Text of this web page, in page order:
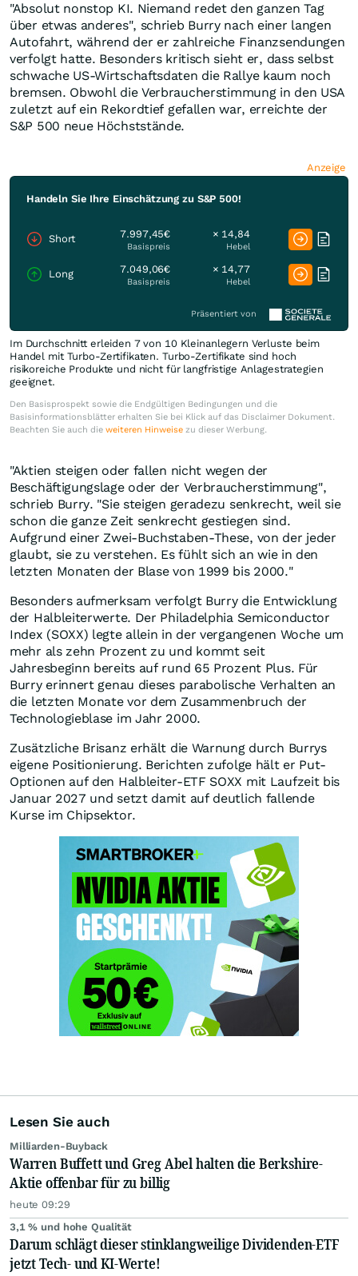
"Absolut nonstop KI. Niemand redet den ganzen Tag
über etwas anderes", schrieb Burry nach einer langen
Autofahrt, während der er zahlreiche Finanzsendungen
verfolgt hatte. Besonders kritisch sieht er, dass selbst
schwache US-Wirtschaftsdaten die Rallye kaum noch
bremsen. Obwohl die Verbraucherstimmung in den USA
zuletzt auf ein Rekordtief gefallen war, erreichte der
S&P 500 neue Höchststände.
Anzeige
Handeln Sie Ihre Einschätzung zu S&P 500!
Short 7.997,45€
Basispreis
× 14,84
Hebel
Long 7.049,06€
Basispreis
× 14,77
Hebel
Präsentiert von
Im Durchschnitt erleiden 7 von 10 Kleinanlegern Verluste beim
Handel mit Turbo-Zertifikaten. Turbo-Zertifikate sind hoch
risikoreiche Produkte und nicht für langfristige Anlagestrategien
geeignet.
Den Basisprospekt sowie die Endgültigen Bedingungen und die
Basisinformationsblätter erhalten Sie bei Klick auf das Disclaimer Dokument.
Beachten Sie auch die weiteren Hinweise zu dieser Werbung.
"Aktien steigen oder fallen nicht wegen der
Beschäftigungslage oder der Verbraucherstimmung",
schrieb Burry. "Sie steigen geradezu senkrecht, weil sie
schon die ganze Zeit senkrecht gestiegen sind.
Aufgrund einer Zwei-Buchstaben-These, von der jeder
glaubt, sie zu verstehen. Es fühlt sich an wie in den
letzten Monaten der Blase von 1999 bis 2000."
Besonders aufmerksam verfolgt Burry die Entwicklung
der Halbleiterwerte. Der Philadelphia Semiconductor
Index (SOXX) legte allein in der vergangenen Woche um
mehr als zehn Prozent zu und kommt seit
Jahresbeginn bereits auf rund 65 Prozent Plus. Für
Burry erinnert genau dieses parabolische Verhalten an
die letzten Monate vor dem Zusammenbruch der
Technologieblase im Jahr 2000.
Zusätzliche Brisanz erhält die Warnung durch Burrys
eigene Positionierung. Berichten zufolge hält er Put-
Optionen auf den Halbleiter-ETF SOXX mit Laufzeit bis
Januar 2027 und setzt damit auf deutlich fallende
Kurse im Chipsektor.
Lesen Sie auch
Milliarden-Buyback
Warren Buffett und Greg Abel halten die Berkshire-
Aktie offenbar für zu billig
heute 09:29
3,1 % und hohe Qualität
Darum schlägt dieser stinklangweilige Dividenden-ETF
jetzt Tech- und KI-Werte!